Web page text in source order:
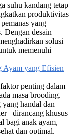
suhu kandang tetap
produktivitas
yang
Dengan desain
solusi
memenuhi
Ayam yang Efisien
penting dalam
masa brooding.
handal dan
dirancang khusus
bagi anak ayam,
dan optimal.